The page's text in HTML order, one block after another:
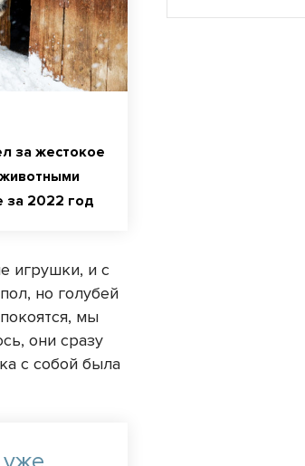
за жестокое
за 2022 год
игрушки, и с
но голубей
мы
они сразу
с собой была